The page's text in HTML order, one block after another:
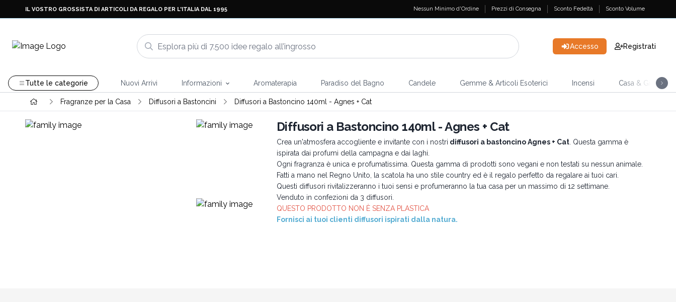
IL VOSTRO GROSSISTA DI ARTICOLI DA REGALO PER L'ITALIA DAL 1995 Nessun Minimo d'Ordine Prezzi di Consegna Sconto Fedeltà Sconto Volume
Accesso Registrati
Tutte le categorie Nuovi Arrivi Informazioni Aromaterapia Paradiso del Bagno Candele Gemme & Articoli Esoterici Incensi Casa & Giardino
Fragranze per la Casa Diffusori a Bastoncini Diffusori a Bastoncino 140ml - Agnes + Cat
Diffusori a Bastoncino 140ml - Agnes + Cat
Crea un'atmosfera accogliente e invitante con i nostri diffusori a bastoncino Agnes + Cat . Questa gamma è
ispirata dai profumi della campagna e dai laghi.
Ogni fragranza è unica e profumatissima. Questa gamma di prodotti sono vegani e non testati su nessun animale.
Fatti a mano nel Regno Unito, la scatola ha uno stile country ed è il regalo perfetto da regalare ai tuoi cari.
Questi diffusori rivitalizzeranno i tuoi sensi e profumeranno la tua casa per un massimo di 12 settimane.
Venduto in confezioni da 3 diffusori.
QUESTO PRODOTTO NON È SENZA PLASTICA
Fornisci ai tuoi clienti diffusori ispirati dalla natura.